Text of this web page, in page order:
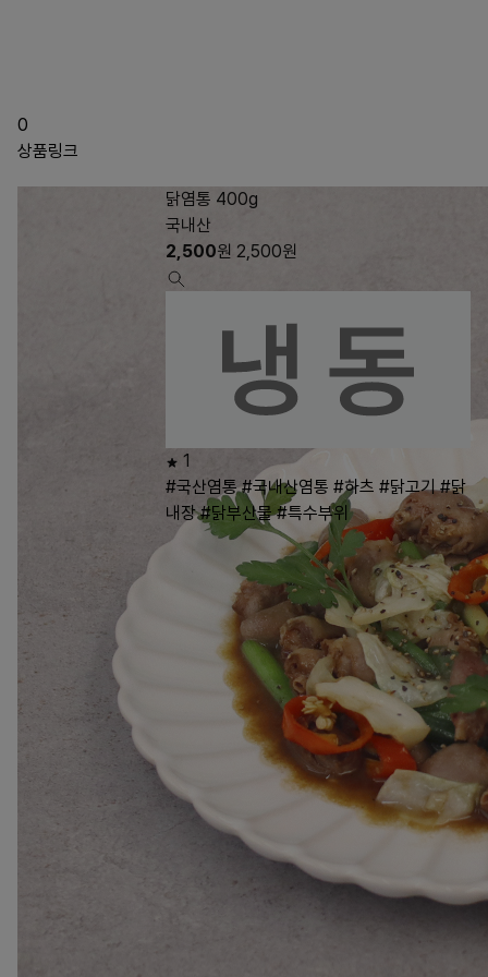
0
상품링크
닭염통 400g
국내산
2,500원 2,500원
1
#국산염통 #국내산염통 #하츠 #닭고기 #닭
내장 #닭부산물 #특수부위